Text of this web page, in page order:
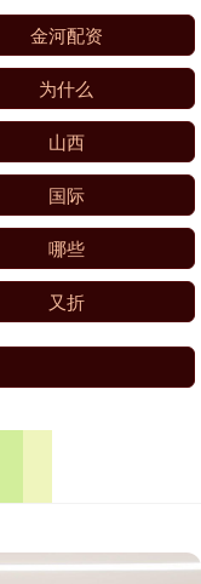
金河配资
为什么
山西
国际
哪些
又折